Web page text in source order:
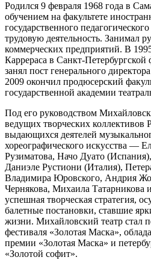
Родился 9 февраля 1968 года в
обучением на факультете
государственного
трудовую деятельность. Занимал
коммерческих предприятий. В
Каррераса в Санкт-
занял пост генерального
2009 окончил продюсерский
государственной академии
Под его руководством
ведущих творческих коллективов
выдающихся деятелей
хореографического искусства —
Рузиматова, Начо Дуато
Даниэле Рустиони (Италия),
Владимира Юровского, Андрия
Чернякова, Михаила Татарникова
успешная творческая стратегия,
балетные постановки, ставшие
жизни. Михайловский театр стал
фестиваля «Золотая Маска»,
премии «Золотая Маска» и
«Золотой софит».